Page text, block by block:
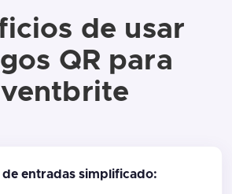
de usar
QR para
de entradas simplificado: